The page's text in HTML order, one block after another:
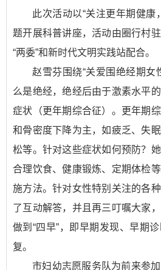
此次活动以“关注更年期健康
题开展科普讲座，活动由圈行村
“两委”和新时代文明实践站配合。
赵雪芬围绕“关爱围绝经期女
么是绝经，绝经后由于激素水平
症状（更年期综合征）。更年期
和骨密度下降为主，如疲乏、失
松等。针对这些症状如何预防？
合理饮食、健康锻炼、定期体检
施方法。针对女性特别关注的各
了互动解答，并且再三叮嘱大家
做到“四早”，即早期发现、早期
复。
市妇幼志愿服务队为前来参